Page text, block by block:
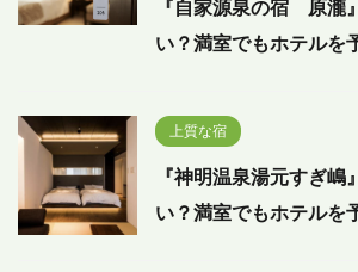
『自家源泉の宿 原瀧
い？満室でもホテルを
上質な宿
『神明温泉湯元すぎ
い？満室でもホテルを